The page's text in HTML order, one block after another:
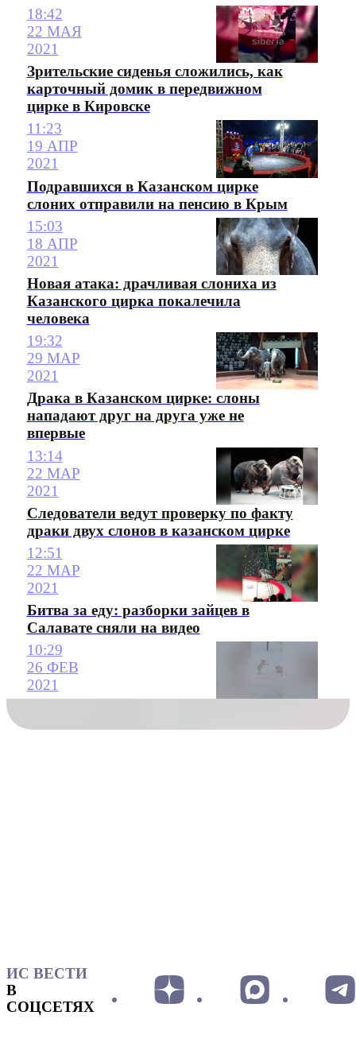
18:42
22 МАЯ
2021
Зрительские сиденья сложились, как
карточный домик в передвижном
цирке в Кировске
11:23
19 АПР
2021
Подравшихся в Казанском цирке
слоних отправили на пенсию в Крым
15:03
18 АПР
2021
Новая атака: драчливая слониха из
Казанского цирка покалечила
человека
19:32
29 МАР
2021
Драка в Казанском цирке: слоны
нападают друг на друга уже не
впервые
13:14
22 МАР
2021
Следователи ведут проверку по факту
драки двух слонов в казанском цирке
12:51
22 МАР
2021
Битва за еду: разборки зайцев в
Салавате сняли на видео
10:29
26 ФЕВ
2021
ИС ВЕСТИ
В
СОЦСЕТЯХ